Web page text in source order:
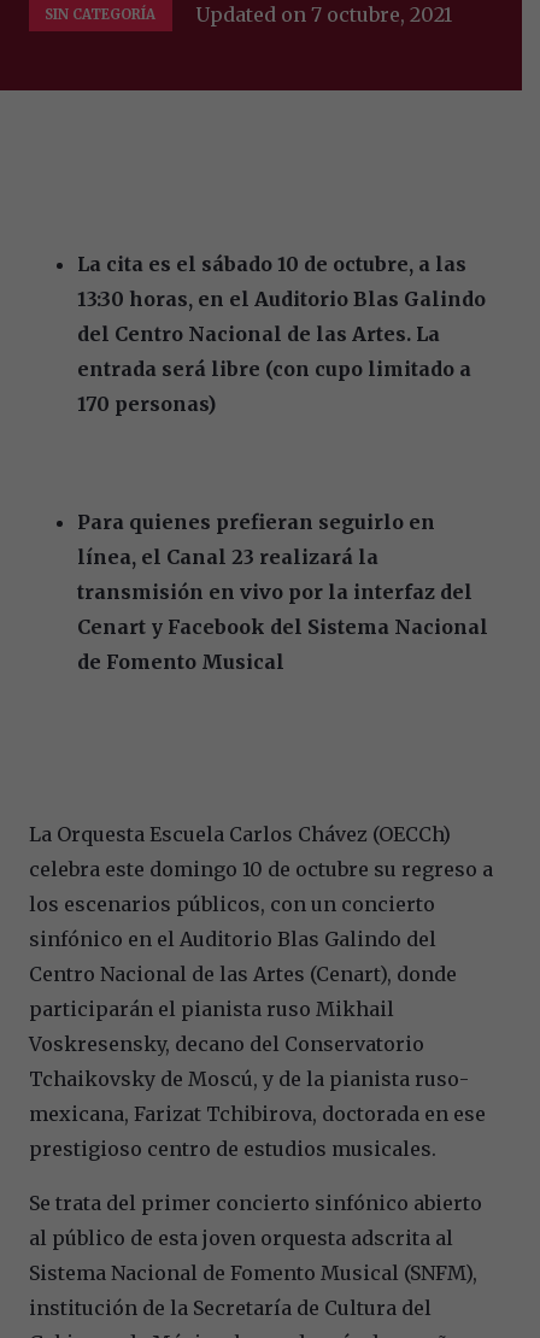
SIN CATEGORÍA Updated on7 octubre, 2021
La cita es el sábado 10 de octubre, a las
13:30 horas, en el Auditorio Blas Galindo
del Centro Nacional de las Artes. La
entrada será libre (con cupo limitado a
170 personas)
Para quienes prefieran seguirlo en
línea, el Canal 23 realizará la
transmisión en vivo por la interfaz del
Cenart y Facebook del Sistema Nacional
de Fomento Musical
La Orquesta Escuela Carlos Chávez (OECCh)
celebra este domingo 10 de octubre su regreso a
los escenarios públicos, con un concierto
sinfónico en el Auditorio Blas Galindo del
Centro Nacional de las Artes (Cenart), donde
participarán el pianista ruso Mikhail
Voskresensky, decano del Conservatorio
Tchaikovsky de Moscú, y de la pianista ruso-
mexicana, Farizat Tchibirova, doctorada en ese
prestigioso centro de estudios musicales.
Se trata del primer concierto sinfónico abierto
al público de esta joven orquesta adscrita al
Sistema Nacional de Fomento Musical (SNFM),
institución de la Secretaría de Cultura del